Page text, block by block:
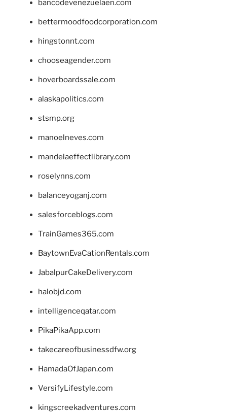
bancodevenezuelaen.com
bettermoodfoodcorporation.com
hingstonnt.com
chooseagender.com
hoverboardssale.com
alaskapolitics.com
stsmp.org
manoelneves.com
mandelaeffectlibrary.com
roselynns.com
balanceyoganj.com
salesforceblogs.com
TrainGames365.com
BaytownEvaCationRentals.com
JabalpurCakeDelivery.com
halobjd.com
intelligenceqatar.com
PikaPikaApp.com
takecareofbusinessdfw.org
HamadaOfJapan.com
VersifyLifestyle.com
kingscreekadventures.com